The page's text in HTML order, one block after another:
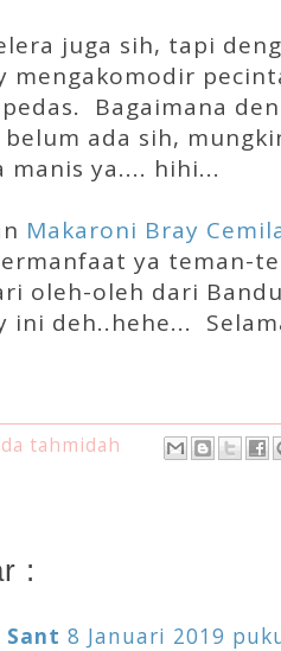
juga sih, tapi
mengakomodir
Bagaimana
ada sih,
manis ya.... hihi...
Makaroni Bray
ya teman-
oleh-oleh dari
ini deh..hehe...
tahmidah
:
Sant 8 Januari 2019